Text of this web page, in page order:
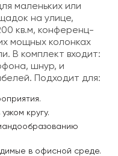
маленьких или
на улице,
кв.м, конференц-
мощных колонках
В комплект входит:
шнур, и
Подходит для:
кругу.
в офисной среде.